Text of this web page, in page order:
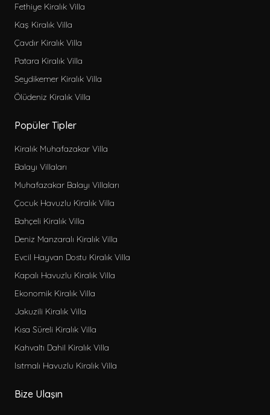
Fethiye Kiralık Villa
Kaş Kiralık Villa
Çavdır Kiralık Villa
Patara Kiralık Villa
Seydikemer Kiralık Villa
Ölüdeniz Kiralık Villa
Popüler Tipler
Kiralık Muhafazakar Villa
Balayı Villaları
Muhafazakar Balayı Villaları
Çocuk Havuzlu Kiralık Villa
Bahçeli Kiralık Villa
Deniz Manzaralı Kiralık Villa
Evcil Hayvan Dostu Kiralık Villa
Kapalı Havuzlu Kiralık Villa
Ekonomik Kiralık Villa
Jakuzili Kiralık Villa
Kısa Süreli Kiralık Villa
Kahvaltı Dahil Kiralık Villa
Isıtmalı Havuzlu Kiralık Villa
Bize Ulaşın